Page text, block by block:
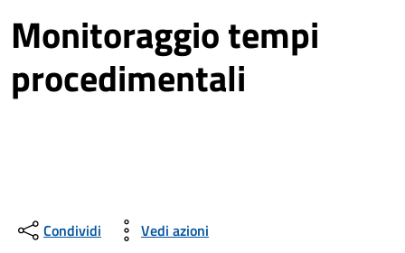
Monitoraggio tempi
procedimentali
Condividi Vedi azioni